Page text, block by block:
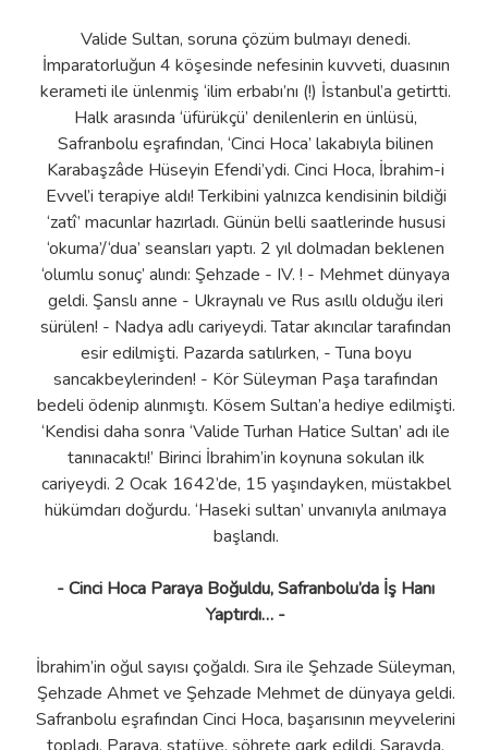
Valide Sultan, soruna çözüm bulmayı denedi.
İmparatorluğun 4 köşesinde nefesinin kuvveti, duasının
kerameti ile ünlenmiş ‘ilim erbabı’nı (!) İstanbul’a getirtti.
Halk arasında ‘üfürükçü’ denilenlerin en ünlüsü,
Safranbolu eşrafından, ‘Cinci Hoca’ lakabıyla bilinen
Karabaşzâde Hüseyin Efendi’ydi. Cinci Hoca, İbrahim-i
Evvel’i terapiye aldı! Terkibini yalnızca kendisinin bildiği
‘zatî’ macunlar hazırladı. Günün belli saatlerinde hususi
‘okuma’/‘dua’ seansları yaptı. 2 yıl dolmadan beklenen
‘olumlu sonuç’ alındı: Şehzade - IV. ! - Mehmet dünyaya
geldi. Şanslı anne - Ukraynalı ve Rus asıllı olduğu ileri
sürülen! - Nadya adlı cariyeydi. Tatar akıncılar tarafından
esir edilmişti. Pazarda satılırken, - Tuna boyu
sancakbeylerinden! - Kör Süleyman Paşa tarafından
bedeli ödenip alınmıştı. Kösem Sultan’a hediye edilmişti.
‘Kendisi daha sonra ‘Valide Turhan Hatice Sultan’ adı ile
tanınacaktı!’ Birinci İbrahim’in koynuna sokulan ilk
cariyeydi. 2 Ocak 1642’de, 15 yaşındayken, müstakbel
hükümdarı doğurdu. ‘Haseki sultan’ unvanıyla anılmaya
başlandı.
- Cinci Hoca Paraya Boğuldu, Safranbolu’da İş Hanı
Yaptırdı… -
İbrahim’in oğul sayısı çoğaldı. Sıra ile Şehzade Süleyman,
Şehzade Ahmet ve Şehzade Mehmet de dünyaya geldi.
Safranbolu eşrafından Cinci Hoca, başarısının meyvelerini
topladı. Paraya, statüye, şöhrete gark edildi. Sarayda,